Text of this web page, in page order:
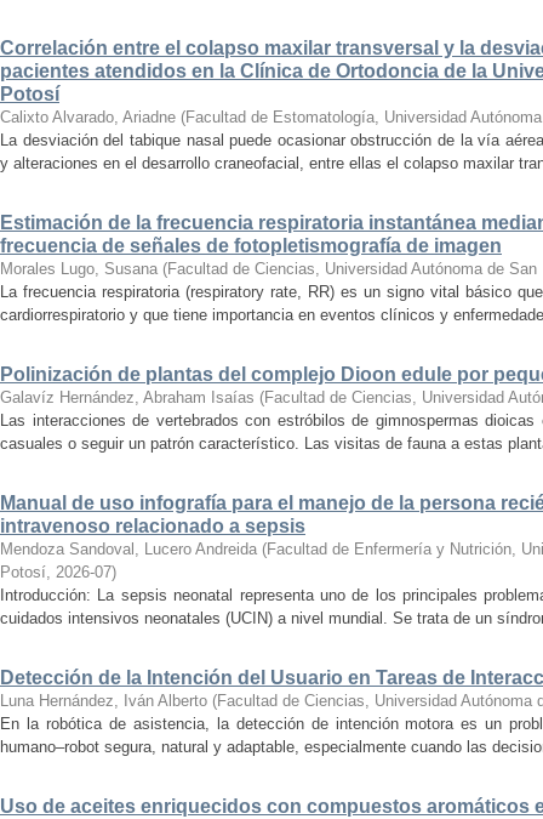
Correlación entre el colapso maxilar transversal y la
pacientes atendidos en la Clínica de Ortodoncia de la
Potosí
Calixto Alvarado, Ariadne (Facultad de Estomatología, Universidad
La desviación del tabique nasal puede ocasionar obstrucción de la vía
y alteraciones en el desarrollo craneofacial, entre ellas el colapso maxilar
Estimación de la frecuencia respiratoria instantánea
frecuencia de señales de fotopletismografía de imagen
Morales Lugo, Susana (Facultad de Ciencias, Universidad Autónoma de
La frecuencia respiratoria (respiratory rate, RR) es un signo vital básico
cardiorrespiratorio y que tiene importancia en eventos clínicos y
Polinización de plantas del complejo Dioon edule por
Galavíz Hernández, Abraham Isaías (Facultad de Ciencias, Universidad
Las interacciones de vertebrados con estróbilos de gimnospermas
casuales o seguir un patrón característico. Las visitas de fauna a estas
Manual de uso infografía para el manejo de la persona
intravenoso relacionado a sepsis
Mendoza Sandoval, Lucero Andreida (Facultad de Enfermería y Nutrición,
Potosí, 2026-07)
Introducción: La sepsis neonatal representa uno de los principales
cuidados intensivos neonatales (UCIN) a nivel mundial. Se trata de un
Detección de la Intención del Usuario en Tareas de
Luna Hernández, Iván Alberto (Facultad de Ciencias, Universidad Autónoma
En la robótica de asistencia, la detección de intención motora es un
humano–robot segura, natural y adaptable, especialmente cuando las
Uso de aceites enriquecidos con compuestos aromáticos